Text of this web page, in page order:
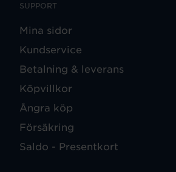
SUPPORT
Mina sidor
Kundservice
Betalning & leverans
Köpvillkor
Ångra köp
Försäkring
Saldo - Presentkort